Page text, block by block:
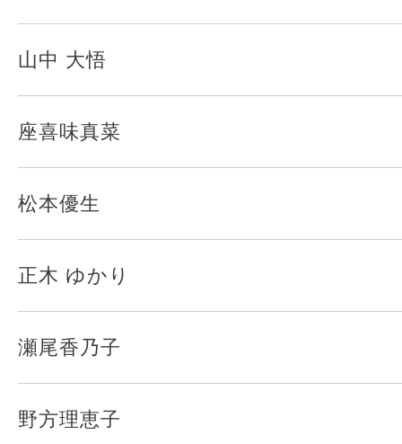
山中 大悟
座喜味真菜
松本優生
正木 ゆかり
瀬尾香乃子
野方理恵子